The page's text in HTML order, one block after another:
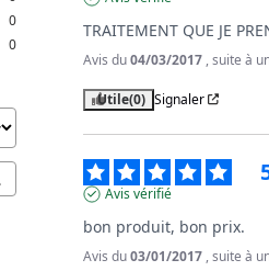
0
0
TRAITEMENT QUE JE
Avis du04/03/2017 , suite à
Utile(0) Signaler
Avis vérifié
bon produit, bon prix.
Avis du03/01/2017 , suite à